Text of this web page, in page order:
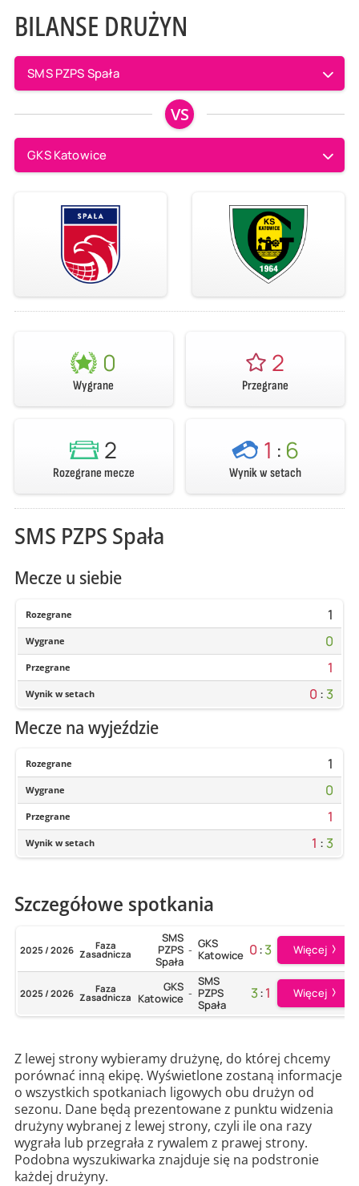
BILANSE DRUŻYN
SMS PZPS Spała
VS
GKS Katowice
0
Wygrane
2
Przegrane
2
Rozegrane mecze
1 : 6
Wynik w setach
SMS PZPS Spała
Mecze u siebie
Rozegrane 1
Wygrane 0
Przegrane 1
Wynik w setach 0 : 3
Mecze na wyjeździe
Rozegrane 1
Wygrane 0
Przegrane 1
Wynik w setach 1 : 3
Szczegółowe spotkania
2025 / 2026 Faza
Zasadnicza
SMS
PZPS
Spała
- GKS
Katowice 0:3 Więcej
2025 / 2026 Faza
Zasadnicza
GKS
Katowice -
SMS
PZPS
Spała
3:1 Więcej
Z lewej strony wybieramy drużynę, do której chcemy
porównać inną ekipę. Wyświetlone zostaną informacje
o wszystkich spotkaniach ligowych obu drużyn od
sezonu. Dane będą prezentowane z punktu widzenia
drużyny wybranej z lewej strony, czyli ile ona razy
wygrała lub przegrała z rywalem z prawej strony.
Podobna wyszukiwarka znajduje się na podstronie
każdej drużyny.